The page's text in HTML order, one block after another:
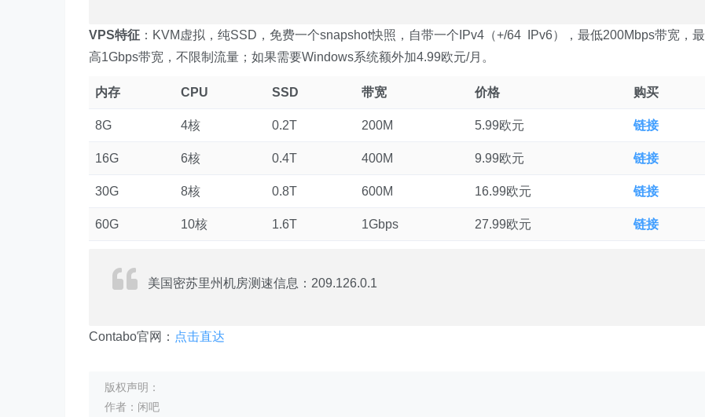
VPS特征 ：KVM虚拟，纯SSD，免费一个snapshot快照，自带一个IPv4（+/64 IPv6），最低200Mbps带宽，最
高1Gbps带宽，不限制流量；如果需要Windows系统额外加4.99欧元/月。
内存 CPU SSD 带宽 价格 购买
8G 4核 0.2T 200M 5.99欧元 链接
16G 6核 0.4T 400M 9.99欧元 链接
30G 8核 0.8T 600M 16.99欧元 链接
60G 10核 1.6T 1Gbps 27.99欧元 链接
美国密苏里州机房测速信息：209.126.0.1
Contabo官网： 点击直达
版权声明：
作者：闲吧